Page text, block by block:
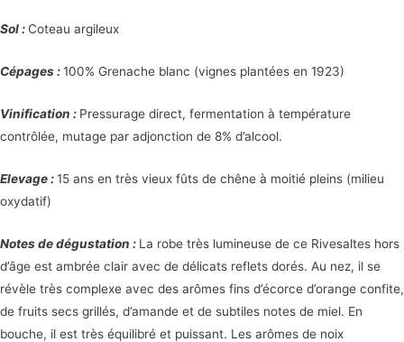
Sol : Coteau argileux
Cépages :100% Grenache blanc (vignes plantées en 1923)
Vinification : Pressurage direct, fermentation à température
contrôlée, mutage par adjonction de 8% d’alcool.
Elevage :15 ans en très vieux fûts de chêne à moitié pleins (milieu
oxydatif)
Notes de dégustation : La robe très lumineuse de ce Rivesaltes hors
d’âge est ambrée clair avec de délicats reflets dorés. Au nez, il se
révèle très complexe avec des arômes fins d’écorce d’orange confite,
de fruits secs grillés, d’amande et de subtiles notes de miel. En
bouche, il est très équilibré et puissant. Les arômes de noix